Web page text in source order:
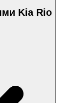
Kia Rio